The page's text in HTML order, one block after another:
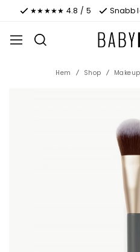
★★★★★ 4.8 / 5 Snabb
Hem Shop Makeup